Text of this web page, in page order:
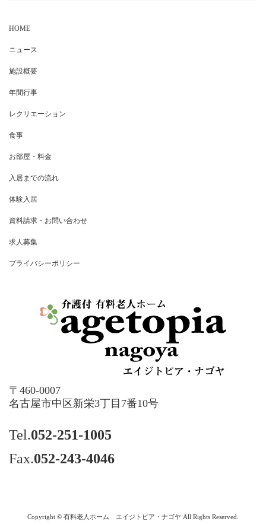
HOME
ニュース
施設概要
年間行事
レクリエーション
食事
お部屋・料金
入居までの流れ
体験入居
資料請求・お問い合わせ
求人募集
プライバシーポリシー
〒460-0007
名古屋市中区新栄3丁目7番10号
Tel.052-251-1005
Fax.052-243-4046
Copyright © 有料老人ホーム エイジトピア・ナゴヤ All Rights Reserved.